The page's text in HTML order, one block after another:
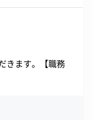
きます。【職務